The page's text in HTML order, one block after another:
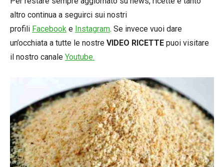
altro continua a seguirci sui nostri
profili Facebook e Instagram. Se invece vuoi dare
un’occhiata a tutte le nostre VIDEO RICETTE puoi visitare
il nostro canale Youtube.